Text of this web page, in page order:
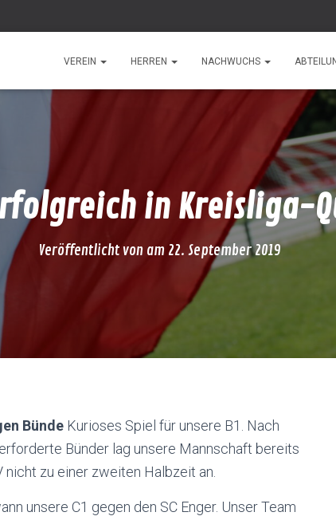
VEREIN HERREN NACHWUCHS
in Kreisliga-
Veröffentlicht von am 22. September 2019
Bünde Kurioses Spiel für unsere B1. Nach
Bünder lag unsere Mannschaft bereits
nicht zu einer zweiten Halbzeit an.
unsere C1 gegen den SC Enger. Unser Team